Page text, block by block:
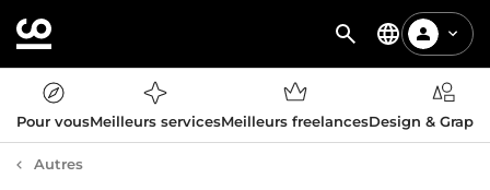
Pour vousMeilleurs servicesMeilleurs freelancesDesign &
Autres